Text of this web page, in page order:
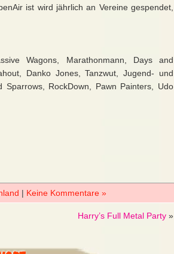
ist wird jährlich an Vereine gespendet,
Wagons, Marathonmann, Days and
Danko Jones, Tanzwut, Jugend- und
Sparrows, RockDown, Pawn Painters, Udo
| Keine Kommentare »
Harry’s Full Metal Party »